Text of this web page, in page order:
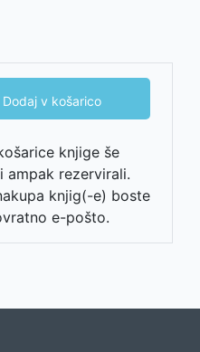
Dodaj v košarico
knjige še
ampak rezervirali.
knjig(-e) boste
e-pošto.